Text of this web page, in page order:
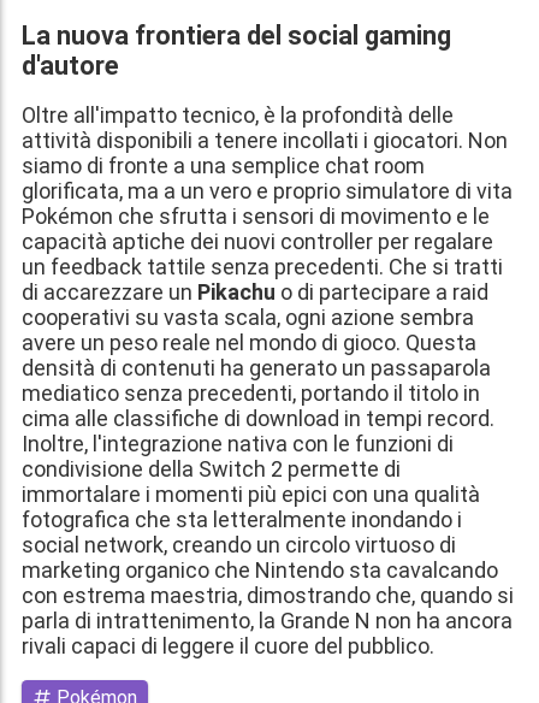
La nuova frontiera del social gaming
d'autore
Oltre all'impatto tecnico, è la profondità delle
attività disponibili a tenere incollati i giocatori. Non
siamo di fronte a una semplice chat room
glorificata, ma a un vero e proprio simulatore di vita
Pokémon che sfrutta i sensori di movimento e le
capacità aptiche dei nuovi controller per regalare
un feedback tattile senza precedenti. Che si tratti
di accarezzare un Pikachu o di partecipare a raid
cooperativi su vasta scala, ogni azione sembra
avere un peso reale nel mondo di gioco. Questa
densità di contenuti ha generato un passaparola
mediatico senza precedenti, portando il titolo in
cima alle classifiche di download in tempi record.
Inoltre, l'integrazione nativa con le funzioni di
condivisione della Switch 2 permette di
immortalare i momenti più epici con una qualità
fotografica che sta letteralmente inondando i
social network, creando un circolo virtuoso di
marketing organico che Nintendo sta cavalcando
con estrema maestria, dimostrando che, quando si
parla di intrattenimento, la Grande N non ha ancora
rivali capaci di leggere il cuore del pubblico.
Pokémon